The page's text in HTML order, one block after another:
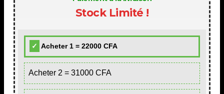
Stock Limité !
Acheter 1 = 22000 CFA
Acheter 2 = 31000 CFA